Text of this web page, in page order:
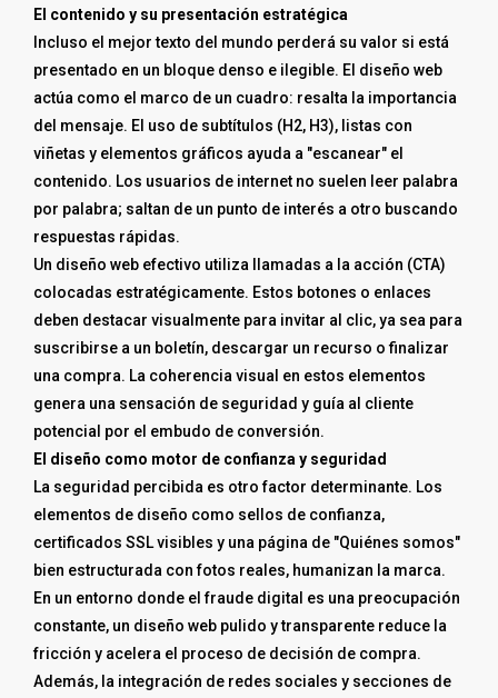
El contenido y su presentación estratégica
Incluso el mejor texto del mundo perderá su valor si está
presentado en un bloque denso e ilegible. El diseño web
actúa como el marco de un cuadro: resalta la importancia
del mensaje. El uso de subtítulos (H2, H3), listas con
viñetas y elementos gráficos ayuda a "escanear" el
contenido. Los usuarios de internet no suelen leer palabra
por palabra; saltan de un punto de interés a otro buscando
respuestas rápidas.
Un diseño web efectivo utiliza llamadas a la acción (CTA)
colocadas estratégicamente. Estos botones o enlaces
deben destacar visualmente para invitar al clic, ya sea para
suscribirse a un boletín, descargar un recurso o finalizar
una compra. La coherencia visual en estos elementos
genera una sensación de seguridad y guía al cliente
potencial por el embudo de conversión.
El diseño como motor de confianza y seguridad
La seguridad percibida es otro factor determinante. Los
elementos de diseño como sellos de confianza,
certificados SSL visibles y una página de "Quiénes somos"
bien estructurada con fotos reales, humanizan la marca.
En un entorno donde el fraude digital es una preocupación
constante, un diseño web pulido y transparente reduce la
fricción y acelera el proceso de decisión de compra.
Además, la integración de redes sociales y secciones de